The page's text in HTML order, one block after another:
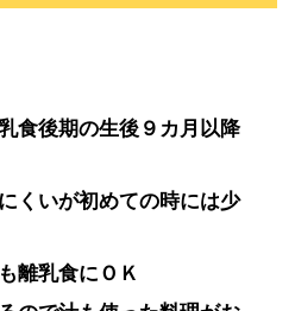
食後期の生後９カ月以降
くいが初めての時には少
離乳食にＯＫ